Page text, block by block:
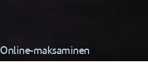
Online-maksaminen